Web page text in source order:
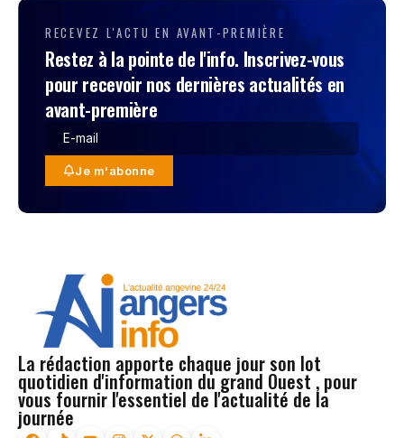
RECEVEZ L'ACTU EN AVANT-PREMIÈRE
Restez à la pointe de l'info. Inscrivez-vous
pour recevoir nos dernières actualités en
avant-première
Je m'abonne
La rédaction apporte chaque jour son lot
quotidien d'information du grand Ouest , pour
vous fournir l'essentiel de l'actualité de la
journée